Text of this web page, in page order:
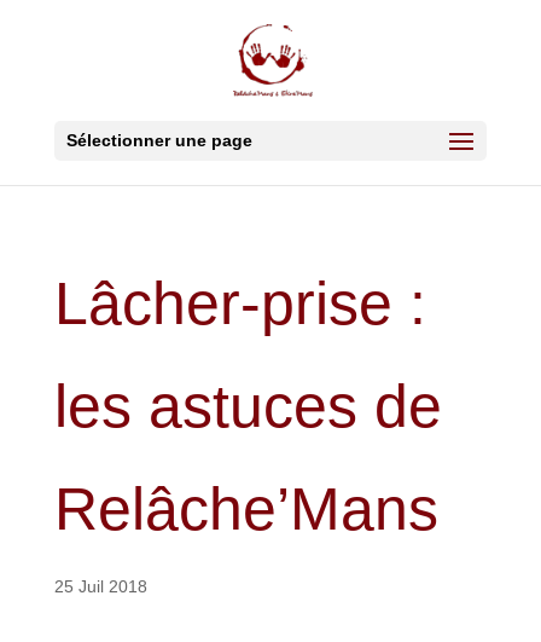
Sélectionner une page
Lâcher-prise :
les astuces de
Relâche’Mans
25 Juil 2018